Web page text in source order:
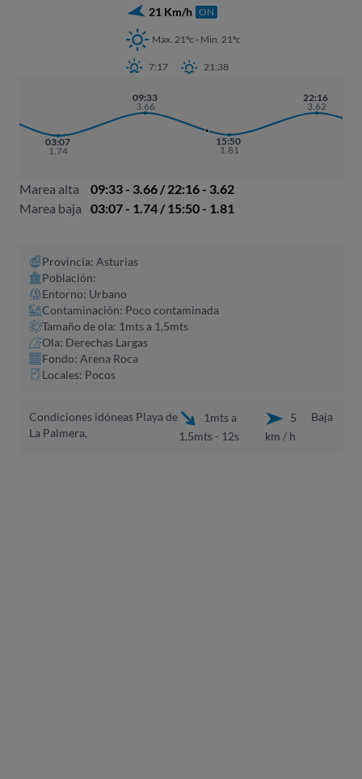
21 Km/h ON
Max. 21ºc - Min. 21ºc
7:17 21:38
03:07
1.74
09:33
3.66
15:50
1.81
22:16
3.62
Marea alta
09:33 - 3.66 / 22:16 - 3.62
Marea baja
03:07 - 1.74 / 15:50 - 1.81
Provincia: Asturias
Población:
Entorno: Urbano
Contaminación: Poco contaminada
Tamaño de ola: 1mts a 1,5mts
Ola: Derechas Largas
Fondo: Arena Roca
Locales: Pocos
Condiciones idóneas Playa de
La Palmera,
1mts a
1,5mts - 12s
5
km / h
Baja